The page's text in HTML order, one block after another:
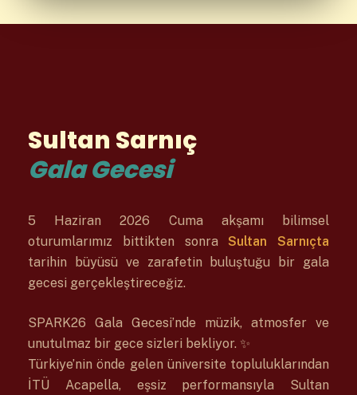
Sultan Sarnıç
Gala Gecesi
5 Haziran 2026 Cuma akşamı bilimsel
oturumlarımız bittikten sonra Sultan Sarnıçta
tarihin büyüsü ve zarafetin buluştuğu bir gala
gecesi gerçekleştireceğiz.
SPARK26 Gala Gecesi’nde müzik, atmosfer ve
unutulmaz bir gece sizleri bekliyor. ✨
Türkiye’nin önde gelen üniversite topluluklarından
İTÜ Acapella, eşsiz performansıyla Sultan